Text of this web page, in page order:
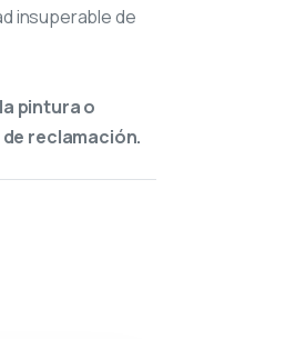
insuperable de
pintura o
reclamación.